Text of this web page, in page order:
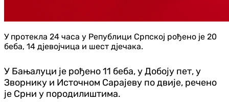
У протекла 24 часа у Републици Српској рођено је 20
беба, 14 дјевојчица и шест дјечака.
У Бањалуци је рођено 11 беба, у Добоју пет, у
Зворнику и Источном Сарајеву по двије, речено
је Срни у породилиштима.